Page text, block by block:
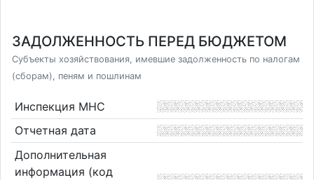
ЗАДОЛЖЕННОСТЬ ПЕРЕД БЮДЖЕТОМ
Субъекты хозяйствования, имевшие задолженность по налогам
(сборам), пеням и пошлинам
Инспекция МНС
Отчетная дата
Дополнительная
информация (код